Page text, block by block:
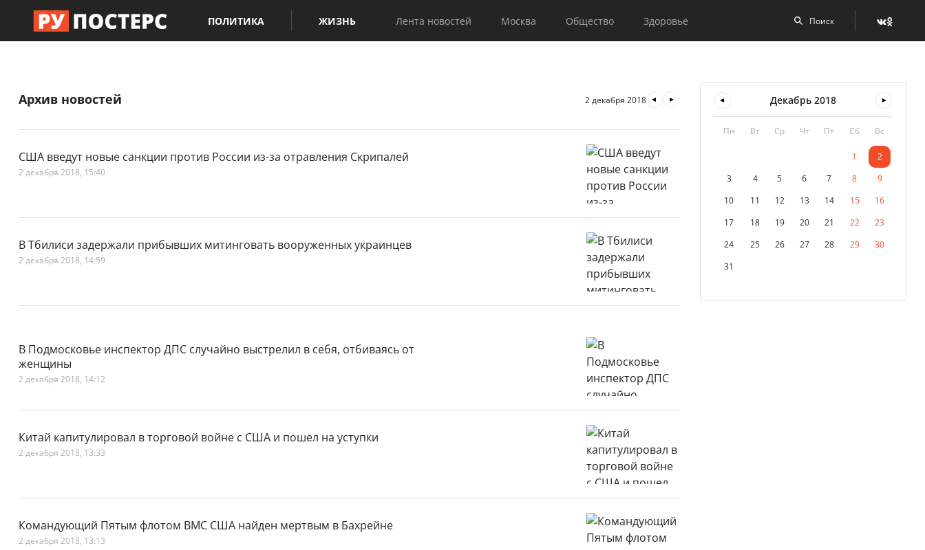
ПОЛИТИКА ЖИЗНЬ Лента новостей Москва Общество Здоровье
Архив новостей 2 декабря 2018
США введут новые санкции против России из-за отравления Скрипалей
2 декабря 2018, 15:40
В Тбилиси задержали прибывших митинговать вооруженных украинцев
2 декабря 2018, 14:59
В Подмосковье инспектор ДПС случайно выстрелил в себя, отбиваясь от
женщины
2 декабря 2018, 14:12
Китай капитулировал в торговой войне с США и пошел на уступки
2 декабря 2018, 13:33
Командующий Пятым флотом ВМС США найден мертвым в Бахрейне
2 декабря 2018, 13:13
Декабрь 2018
Пн Вт Ср Чт Пт Сб Вс
1
2
3
4 5 6 7 8
9
10
11 12 13 14 15
16
17
18 19 20 21 22
23
24
25 26 27 28 29
30
31